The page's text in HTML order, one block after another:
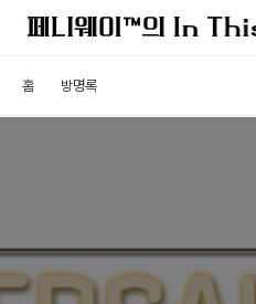
홈 방명록